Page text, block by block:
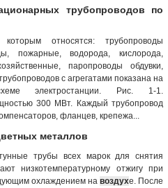
трубопроводов по
относятся: трубопроводы
пожарные, водорода, кислорода,
паропроводы обдувки,
с агрегатами показана на
электростанции. Рис. 1-1.
300 МВт. Каждый трубопровод
фланцев, крепежа...
металлов
трубы всех марок для снятия
низкотемпературному отжигу при
охлаждением на воздухе. После